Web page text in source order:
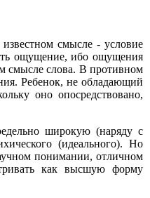
смысле - условие
ощущение, ибо ощущения
смысле слова. В противном
Ребенок, не обладающий
оно опосредствовано,
широкую (наряду с
(идеального). Но
понимании, отличном
как высшую форму